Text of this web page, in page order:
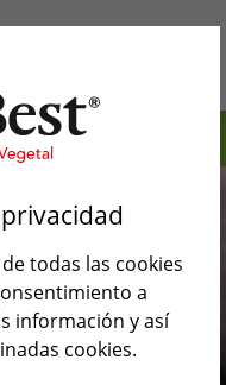
de bacterias y
gérmenes en el
todas las cookies
a
información y así
cookies.